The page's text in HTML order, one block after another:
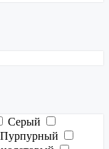
Серый
Пурпурный